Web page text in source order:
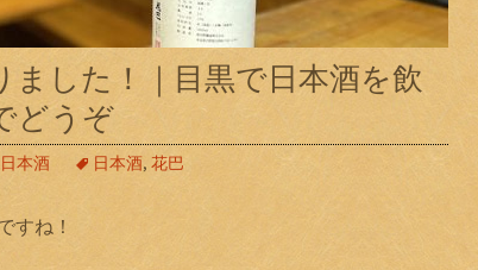
ました！｜目黒で日本酒を飲
どうぞ
本酒 日本酒, 花巴
すね！